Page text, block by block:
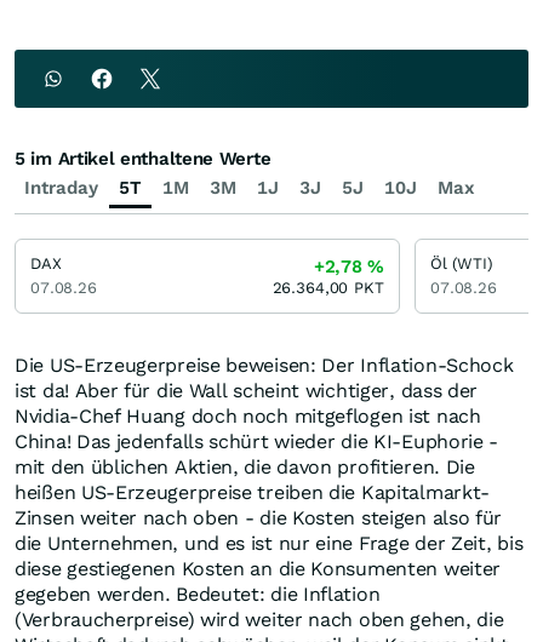
Die US-Erzeugerpreise beweisen: Der Inflation-Schock
ist da! Aber für die Wall scheint wichtiger, dass der
Nvidia-Chef Huang doch noch mitgeflogen ist nach
China! Das jedenfalls schürt wieder die KI-Euphorie -
mit den üblichen Aktien, die davon profitieren. Die
heißen US-Erzeugerpreise treiben die Kapitalmarkt-
Zinsen weiter nach oben - die Kosten steigen also für
die Unternehmen, und es ist nur eine Frage der Zeit, bis
diese gestiegenen Kosten an die Konsumenten weiter
gegeben werden. Bedeutet: die Inflation
(Verbraucherpreise) wird weiter nach oben gehen, die
Intraday 5T 1M 3M 1J 3J 5J 10J Max
5 im Artikel enthaltene Werte
DAX
07.08.26
+2,78%
26.364,00 PKT
Öl (WTI)
07.08.26